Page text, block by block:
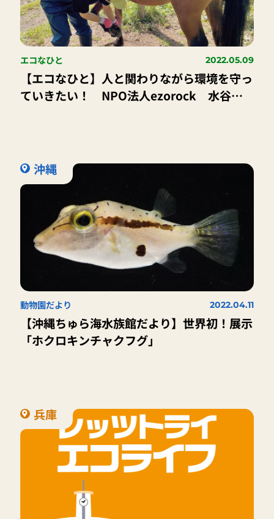
エコなひと 2022.05.09
【エコなひと】人と関わりながら環境を守っ
ていきたい！ NPO法人ezorock 水谷
沖縄
動物園だより 2022.04.11
【沖縄ちゅら海水族館だより】世界初！展示
「ホクロキンチャクフグ」
兵庫